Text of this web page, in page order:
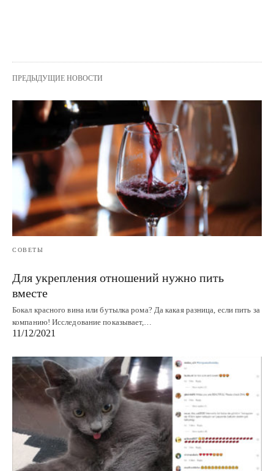
ПРЕДЫДУЩИЕ НОВОСТИ
СОВЕТЫ
Для укрепления отношений нужно пить
вместе
Бокал красного вина или бутылка рома? Да какая разница, если пить за
компанию! Исследование показывает,…
11/12/2021